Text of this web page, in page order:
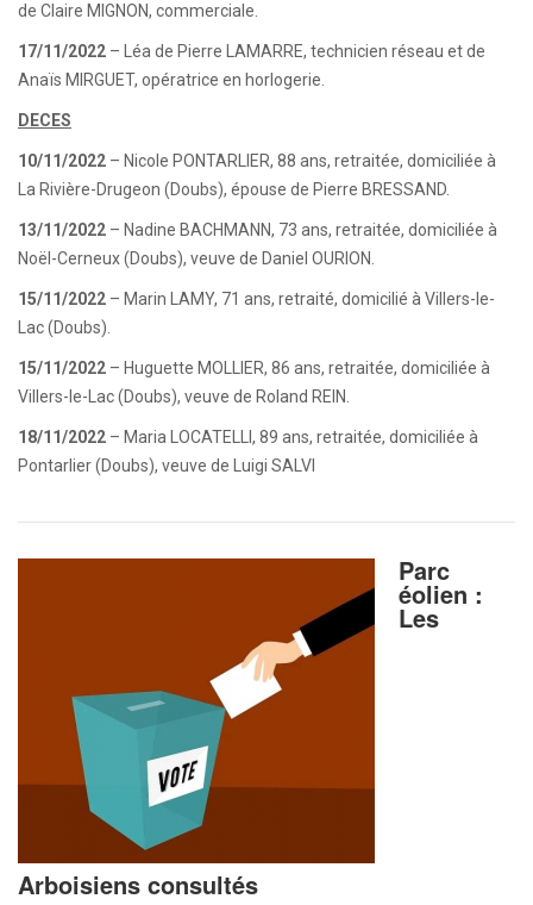
de Claire MIGNON, commerciale.
17/11/2022 – Léa de Pierre LAMARRE, technicien réseau et de
Anaïs MIRGUET, opératrice en horlogerie.
DECES
10/11/2022 – Nicole PONTARLIER, 88 ans, retraitée, domiciliée à
La Rivière-Drugeon (Doubs), épouse de Pierre BRESSAND.
13/11/2022 – Nadine BACHMANN, 73 ans, retraitée, domiciliée à
Noël-Cerneux (Doubs), veuve de Daniel OURION.
15/11/2022 – Marin LAMY, 71 ans, retraité, domicilié à Villers-le-
Lac (Doubs).
15/11/2022 – Huguette MOLLIER, 86 ans, retraitée, domiciliée à
Villers-le-Lac (Doubs), veuve de Roland REIN.
18/11/2022 – Maria LOCATELLI, 89 ans, retraitée, domiciliée à
Pontarlier (Doubs), veuve de Luigi SALVI
Parc
éolien :
Les
Arboisiens consultés